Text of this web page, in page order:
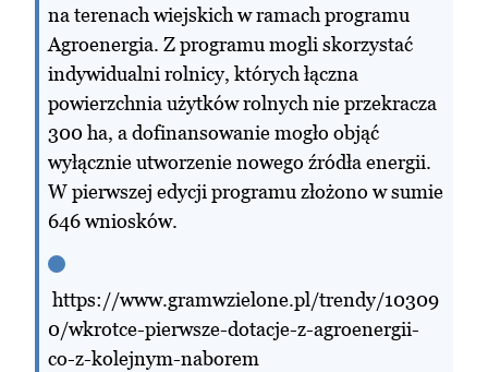
na terenach wiejskich w ramach programu
Agroenergia. Z programu mogli skorzystać
indywidualni rolnicy, których łączna
powierzchnia użytków rolnych nie przekracza
300 ha, a dofinansowanie mogło objąć
wyłącznie utworzenie nowego źródła energii.
W pierwszej edycji programu złożono w sumie
646 wniosków.
https://www.gramwzielone.pl/trendy/10309
0/wkrotce-pierwsze-dotacje-z-agroenergii-
co-z-kolejnym-naborem